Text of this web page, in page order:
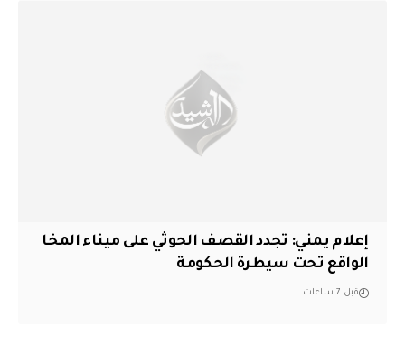
إعلام يمني: تجدد القصف الحوثي على ميناء المخا
الواقع تحت سيطرة الحكومة
قبل 7 ساعات